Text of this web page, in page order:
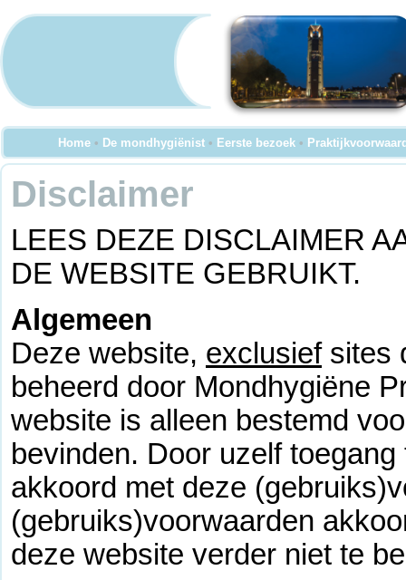
Home • De mondhygiënist • Eerste bezoek •
Disclaimer
LEES DEZE DISCLAIMER
DE WEBSITE GEBRUIKT.
Algemeen
Deze website, exclusiefsites
beheerd door Mondhygiëne
website is alleen bestemd
bevinden. Door uzelf
akkoord met deze
(gebruiks)voorwaarden
deze website verder niet te